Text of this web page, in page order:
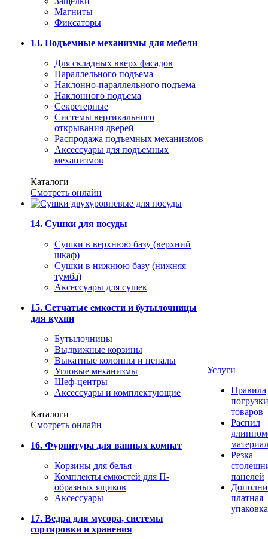
Магниты
Фиксаторы
13. Подъемные механизмы для мебели
Для складных вверх фасадов
Параллельного подъема
Наклонно-параллельного подъема
Наклонного подъема
Секретерные
Системы вертикального
открывания дверей
Распродажа подъемных механизмов
Аксессуары для подъемных
механизмов
Каталоги
Смотреть онлайн
14. Сушки для посуды
Сушки в верхнюю базу (верхний
шкаф)
Сушки в нижнюю базу (нижняя
тумба)
Аксессуары для сушек
15. Сетчатые емкости и бутылочницы
для кухни
Бутылочницы
Выдвижные корзины
Выкатные колонны и пеналы
Угловые механизмы
Шеф-центры
Аксессуары и комплектующие
Каталоги
Смотреть онлайн
16. Фурнитура для ванных комнат
Корзины для белья
Комплекты емкостей для П-
образных ящиков
Аксессуары
17. Ведра для мусора, системы
сортировки и хранения
Услуги
Правила
погрузки
товаров
Распил
Резка
панелей
платная
упаковка